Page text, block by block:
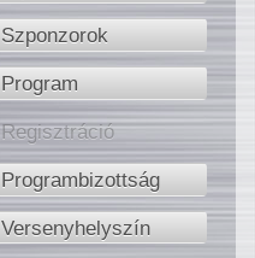
Szponzorok
Program
Regisztráció
Programbizottság
Versenyhelyszín